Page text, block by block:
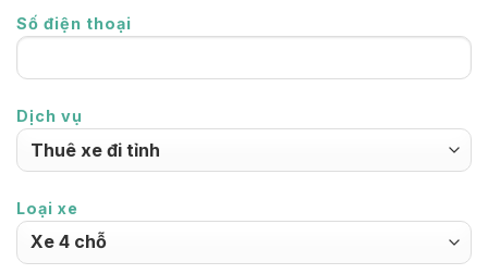
Số điện thoại
Dịch vụ
Loại xe